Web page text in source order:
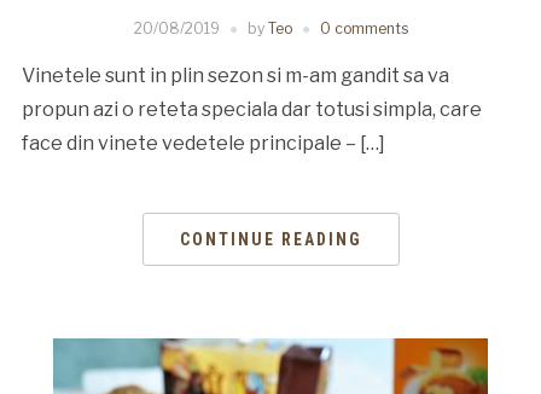
20/08/2019 by Teo 0 comments
Vinetele sunt in plin sezon si m-am gandit sa va
propun azi o reteta speciala dar totusi simpla, care
face din vinete vedetele principale – […]
CONTINUE READING